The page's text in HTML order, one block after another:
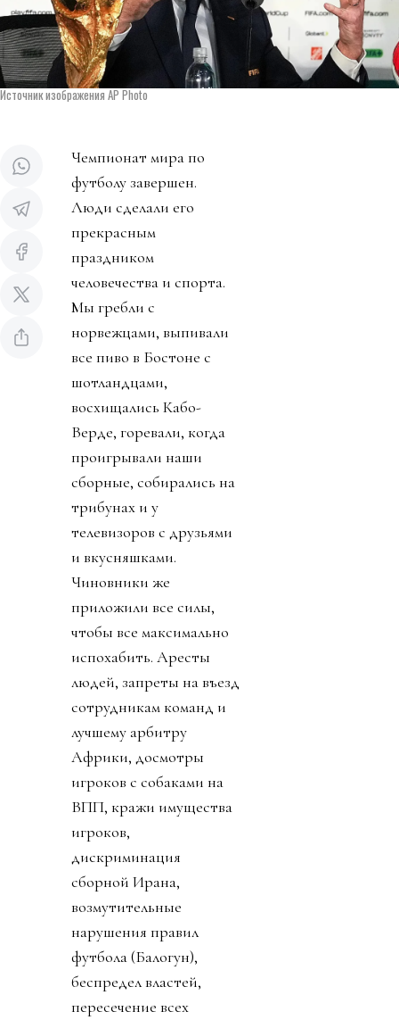
Источник изображения AP Photo
Чемпионат мира по
футболу завершен.
Люди сделали его
прекрасным
праздником
человечества и спорта.
Мы гребли с
норвежцами, выпивали
все пиво в Бостоне с
шотландцами,
восхищались Кабо-
Верде, горевали, когда
проигрывали наши
сборные, собирались на
трибунах и у
телевизоров с друзьями
и вкусняшками.
Чиновники же
приложили все силы,
чтобы все максимально
испохабить. Аресты
людей, запреты на въезд
сотрудникам команд и
лучшему арбитру
Африки, досмотры
игроков с собаками на
ВПП, кражи имущества
игроков,
дискриминация
сборной Ирана,
возмутительные
нарушения правил
футбола (Балогун),
беспредел властей,
пересечение всех